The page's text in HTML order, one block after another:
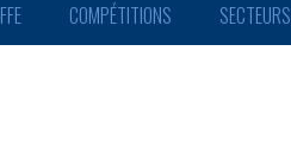
FFE COMPÉTITIONS SECTEURS